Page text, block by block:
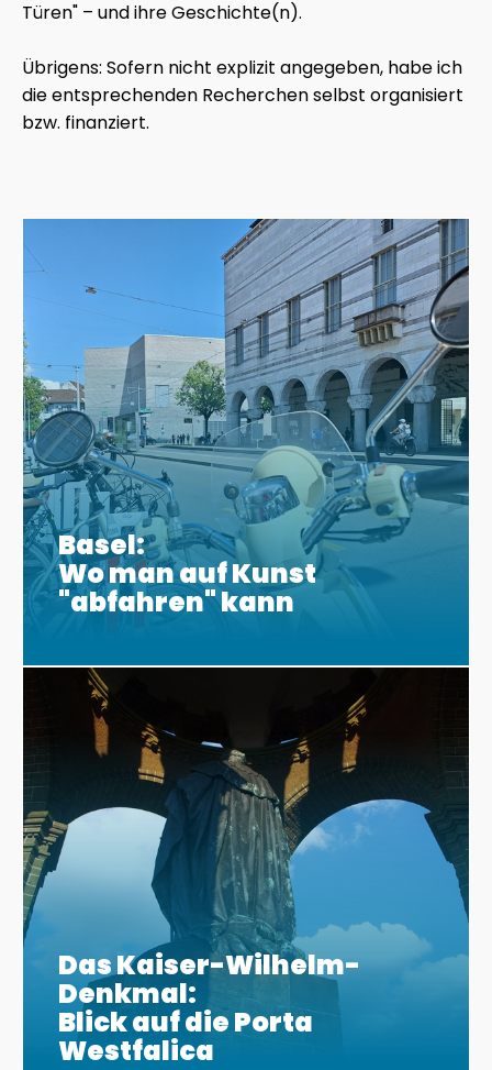
Türen" – und ihre Geschichte(n).
Übrigens: Sofern nicht explizit angegeben, habe ich
die entsprechenden Recherchen selbst organisiert
bzw. finanziert.
Basel:
Wo man auf Kunst
"abfahren" kann
Das Kaiser-Wilhelm-
Denkmal:
Blick auf die Porta
Westfalica